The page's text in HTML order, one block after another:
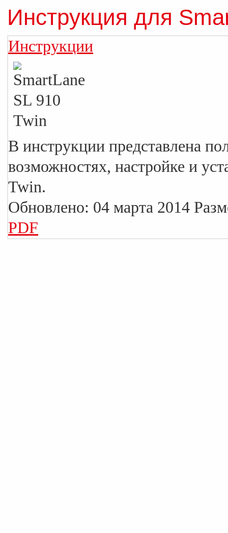
Инструкция для
Инструкции
В инструкции представлена
возможностях, настройке и
Twin.
Обновлено: 04 марта 2014
PDF